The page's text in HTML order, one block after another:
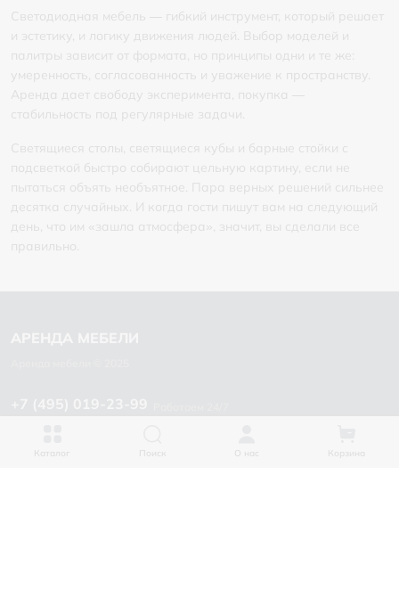
Светодиодная мебель — гибкий инструмент, который решает
и эстетику, и логику движения людей. Выбор моделей и
палитры зависит от формата, но принципы одни и те же:
умеренность, согласованность и уважение к пространству.
Аренда дает свободу эксперимента, покупка —
стабильность под регулярные задачи.
Светящиеся столы, светящиеся кубы и барные стойки с
подсветкой быстро собирают цельную картину, если не
пытаться объять необъятное. Пара верных решений сильнее
десятка случайных. И когда гости пишут вам на следующий
день, что им «зашла атмосфера», значит, вы сделали все
правильно.
Каталог Поиск О нас Корзина